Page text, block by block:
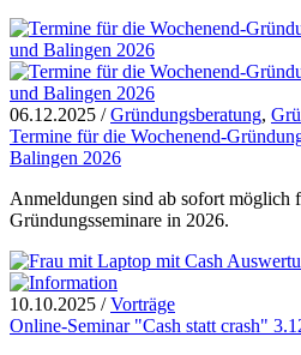
06.12.2025 /Gründungsberatung,
Termine für die Wochenend-
Balingen 2026
Anmeldungen sind ab sofort möglich
Gründungsseminare in 2026.
10.10.2025 /Vorträge
Online-Seminar "Cash statt crash"